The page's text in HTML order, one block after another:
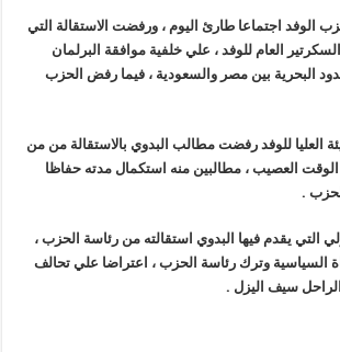
الوفد اجتماعا طارئ اليوم ، ورفضت الاستقالة التي
العام للوفد ، علي خلفية موافقة البرلمان
البحرية بين مصر والسعودية ، فيما رفض الحزب
العليا للوفد رفضت مطالب البدوي بالاستقالة من من
العصيب ، مطالبين منه استكمال مدته حفاظا
.
التي يقدم فيها البدوي استقالته من رئاسة الحزب ،
السياسية وترك رئاسة الحزب ، اعتراضا علي تحالف
سيف اليزل .